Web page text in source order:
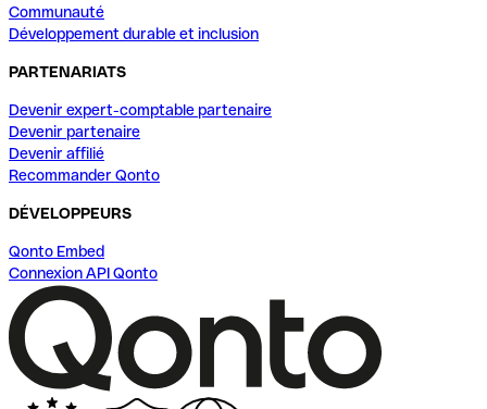
Communauté
Développement durable et inclusion
PARTENARIATS
Devenir expert-comptable partenaire
Devenir partenaire
Devenir affilié
Recommander Qonto
DÉVELOPPEURS
Qonto Embed
Connexion API Qonto